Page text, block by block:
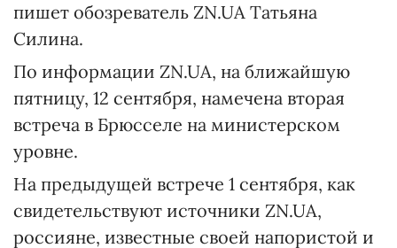
пишет обозреватель ZN.UA Татьяна
Силина.
По информации ZN.UA, на ближайшую
пятницу, 12 сентября, намечена вторая
встреча в Брюсселе на министерском
уровне.
На предыдущей встрече 1 сентября, как
свидетельствуют источники ZN.UA,
россияне, известные своей напористой и